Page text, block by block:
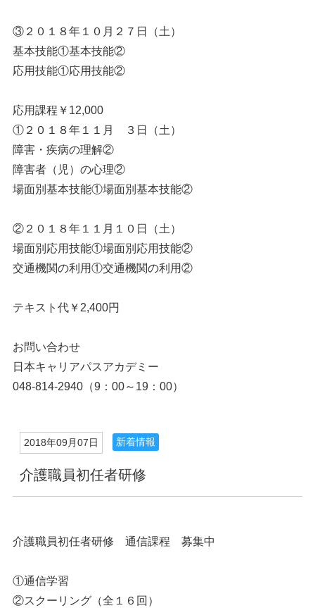
③２０１８年１０月２７日（土）
基本技能①基本技能②
応用技能①応用技能②
応用課程￥12,000
①２０１８年１１月 ３日（土）
障害・疾病の理解②
障害者（児）の心理②
場面別基本技能①場面別基本技能②
②２０１８年１１月１０日（土）
場面別応用技能①場面別応用技能②
交通機関の利用①交通機関の利用②
テキスト代￥2,400円
お問い合わせ
日本キャリアパスアカデミー
048-814-2940（9：00～19：00）
2018年09月07日 新着情報
介護職員初任者研修
介護職員初任者研修 通信課程 募集中
①通信学習
②スクーリング（全１６回）